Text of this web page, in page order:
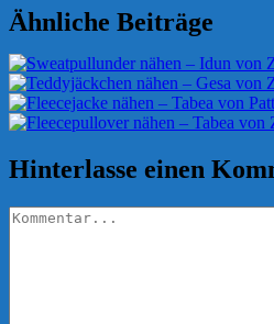
Ähnliche Beiträge
Hinterlasse einen
Kommentar